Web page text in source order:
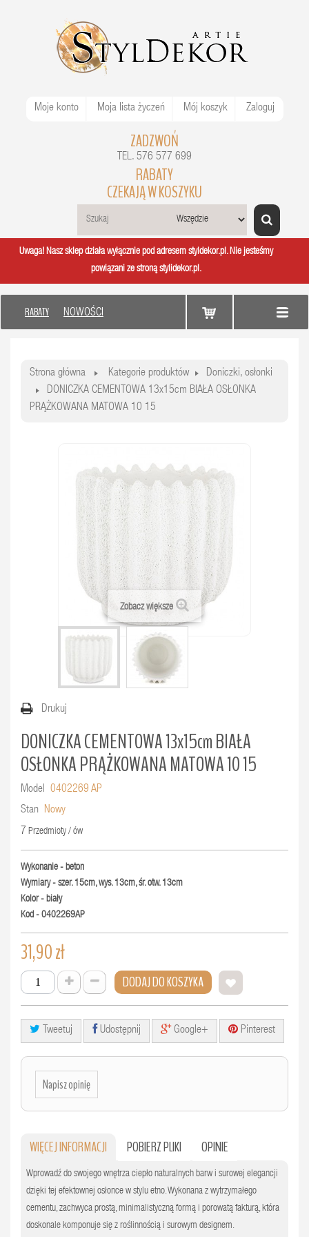
Moje konto Moja lista życzeń Mój koszyk Zaloguj
ZADZWOŃ
TEL. 576 577 699
RABATY
CZEKAJĄ W KOSZYKU
Uwaga! Nasz sklep działa wyłącznie pod adresem styldekor.pl. Nie jesteśmy
powiązani ze stroną stylidekor.pl.
RABATY NOWOŚCI
Strona główna Kategorie produktów
Doniczki, osłonki
DONICZKA CEMENTOWA 13x15cm BIAŁA OSŁONKA
PRĄŻKOWANA MATOWA 10 15
Zobacz większe
Drukuj
DONICZKA CEMENTOWA 13x15cm BIAŁA
OSŁONKA PRĄŻKOWANA MATOWA 10 15
Model 0402269 AP
Stan Nowy
7 Przedmioty / ów
Wykonanie - beton
Wymiary - szer. 15cm, wys. 13cm, śr. otw. 13cm
Kolor - biały
Kod - 0402269AP
31,90 zł
DODAJ DO KOSZYKA
Tweetuj Udostępnij Google+ Pinterest
Napisz opinię
WIĘCEJ INFORMACJI POBIERZ PLIKI OPINIE
Wprowadź do swojego wnętrza ciepło naturalnych barw i surowej elegancji
dzięki tej efektownej osłonce w stylu etno. Wykonana z wytrzymałego
cementu, zachwyca prostą, minimalistyczną formą i porowatą fakturą, która
doskonale komponuje się z roślinnością i surowym designem.